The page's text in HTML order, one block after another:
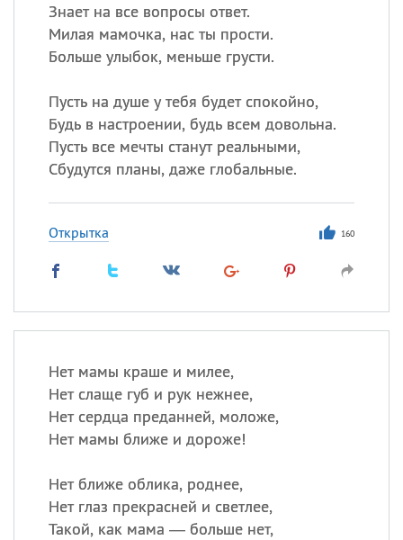
Знает на все вопросы ответ.
Милая мамочка, нас ты прости.
Больше улыбок, меньше грусти.
Пусть на душе у тебя будет спокойно,
Будь в настроении, будь всем довольна.
Пусть все мечты станут реальными,
Сбудутся планы, даже глобальные.
Открытка 160
Нет мамы краше и милее,
Нет слаще губ и рук нежнее,
Нет сердца преданней, моложе,
Нет мамы ближе и дороже!
Нет ближе облика, роднее,
Нет глаз прекрасней и светлее,
Такой, как мама — больше нет,